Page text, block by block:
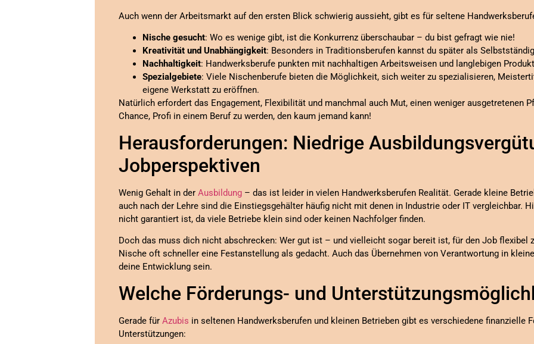
Auch wenn der Arbeitsmarkt auf den ersten Blick schwierig aussieht, gibt es für seltene
Nische gesucht: Wo es wenige gibt, ist die Konkurrenz überschaubar – du bist gefragt wie nie!
Kreativität und Unabhängigkeit: Besonders in Traditionsberufen kannst du später als
Nachhaltigkeit: Handwerksberufe punkten mit nachhaltigen Arbeitsweisen und langlebigen
Spezialgebiete: Viele Nischenberufe bieten die Möglichkeit, sich weiter zu spezialisieren,
eigene Werkstatt zu eröffnen.
Natürlich erfordert das Engagement, Flexibilität und manchmal auch Mut, einen weniger ausgetretenen
Chance, Profi in einem Beruf zu werden, den kaum jemand kann!
Herausforderungen: Niedrige
Jobperspektiven
Wenig Gehalt in der Ausbildung – das ist leider in vielen Handwerksberufen Realität. Gerade kleine
auch nach der Lehre sind die Einstiegsgehälter häufig nicht mit denen in Industrie oder IT vergleichbar.
nicht garantiert ist, da viele Betriebe klein sind oder keinen Nachfolger finden.
Doch das muss dich nicht abschrecken: Wer gut ist – und vielleicht sogar bereit ist, für den Job flexibel
Nische oft schneller eine Festanstellung als gedacht. Auch das Übernehmen von Verantwortung in
deine Entwicklung sein.
Welche Förderungs- und
Gerade für Azubis in seltenen Handwerksberufen und kleinen Betrieben gibt es verschiedene finanzielle
Unterstützungen: